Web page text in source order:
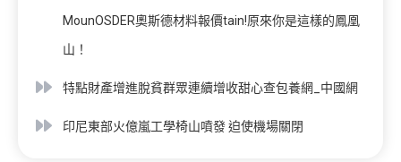
MounOSDER奧斯德材料報價tain!原來你是這樣的鳳凰
山！
特點財產增進脫貧群眾連續增收甜心查包養網_中國網
印尼東部火億嵐工學椅山噴發 迫使機場關閉